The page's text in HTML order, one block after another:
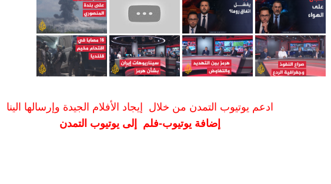
ادعم يوتيوب التمدن من خلال إيجاد الأفلام الجيدة وإرسالها الينا
إضافة يوتيوب-فلم إلى يوتيوب التمدن